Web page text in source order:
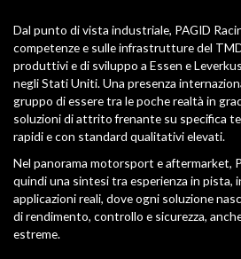
Dal punto di vista industriale, PAGID
competenze e sulle infrastrutture del
produttivi e di sviluppo a Essen e
negli Stati Uniti. Una presenza
gruppo di essere tra le poche realtà in
soluzioni di attrito frenante su specifica
rapidi e con standard qualitativi elevati.
Nel panorama motorsport e aftermarket,
quindi una sintesi tra esperienza in pista,
applicazioni reali, dove ogni soluzione
di rendimento, controllo e sicurezza,
estreme.